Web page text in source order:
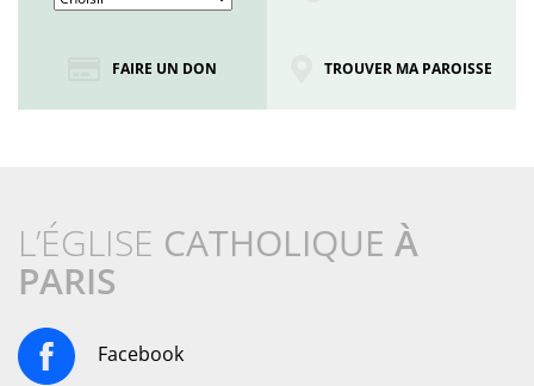
FAIRE UN DON TROUVER MA PAROISSE
L’ÉGLISE CATHOLIQUE À
PARIS
Facebook